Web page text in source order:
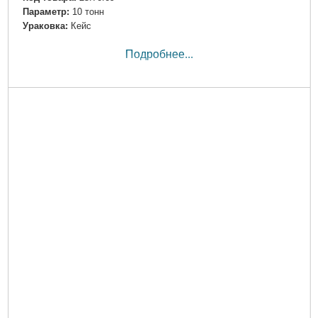
Параметр: 10 тонн
Ураковка: Кейс
Подробнее...